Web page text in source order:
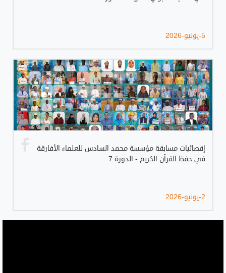
5-يونيو-2026
إقصائيات مسابقة مؤسسة محمد السادس للعلماء الأفارقة
في حفظ القرآن الكريم - الدورة 7
2-يونيو-2026